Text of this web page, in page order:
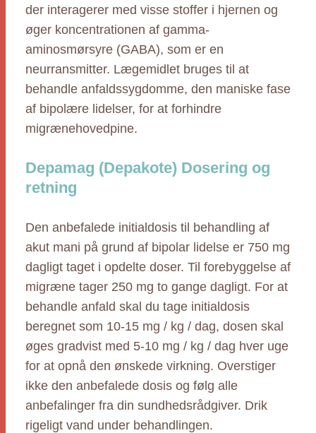
der interagerer med visse stoffer i hjernen og
øger koncentrationen af gamma-
aminosmørsyre (GABA), som er en
neurransmitter. Lægemidlet bruges til at
behandle anfaldssygdomme, den maniske fase
af bipolære lidelser, for at forhindre
migrænehovedpine.
Depamag (Depakote) Dosering og
retning
Den anbefalede initialdosis til behandling af
akut mani på grund af bipolar lidelse er 750 mg
dagligt taget i opdelte doser. Til forebyggelse af
migræne tager 250 mg to gange dagligt. For at
behandle anfald skal du tage initialdosis
beregnet som 10-15 mg / kg / dag, dosen skal
øges gradvist med 5-10 mg / kg / dag hver uge
for at opnå den ønskede virkning. Overstiger
ikke den anbefalede dosis og følg alle
anbefalinger fra din sundhedsrådgiver. Drik
rigeligt vand under behandlingen.